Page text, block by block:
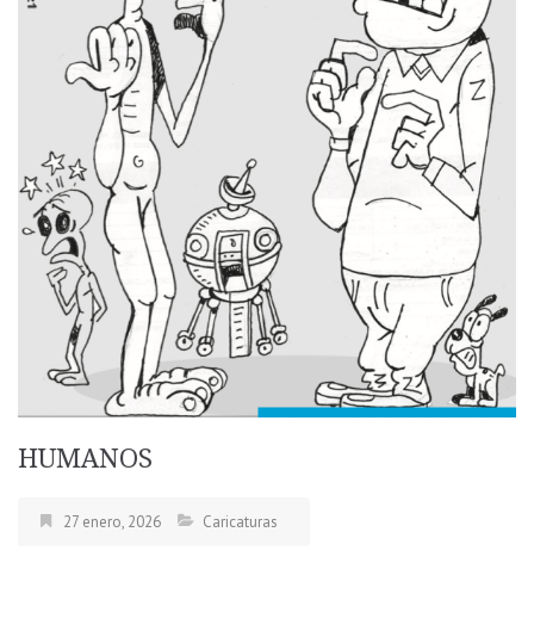
HUMANOS
27 enero, 2026 Caricaturas